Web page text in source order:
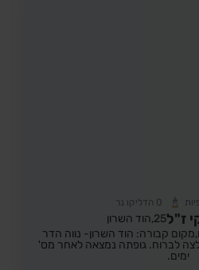
0 הדליקו נר
ז"ל25, הוד השרון
מקום קבורה: הוד השרון- נווה הדר
לברוח. גופתה נמצאה לאחר מס'
ימים.